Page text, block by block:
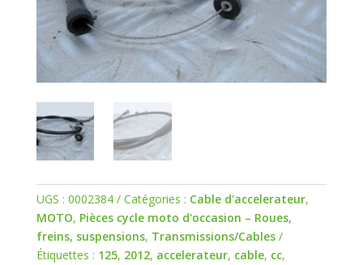
UGS : 0002384 Catégories : Cable d'accelerateur,
MOTO, Pièces cycle moto d'occasion – Roues,
freins, suspensions, Transmissions/Cables
Étiquettes : 125, 2012, accelerateur, cable, cc,